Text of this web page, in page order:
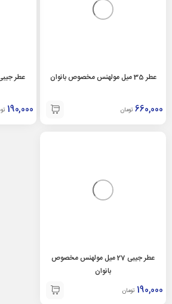
عطر 35 میل مولهنس مخصوص بانوان
660,000 تومان 190,000
عطر جیبی 27 میل مولهنس مخصوص
بانوان
190,000 تومان